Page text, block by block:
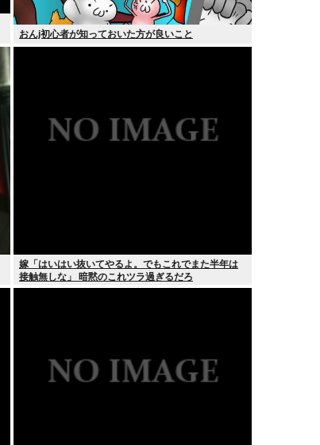
おんj初心者が知っておいた方が良いこと
嫁「はいはい抜いてやるよ。でもこれでまた半年は
接触無しな」 暗黙のこれツラ過ぎるだろ